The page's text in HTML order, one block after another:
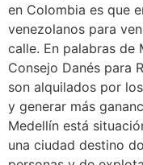
en Colombia es que
venezolanos para
calle. En palabras de
Consejo Danés para
son alquilados por
y generar más
Medellín está
una ciudad destino